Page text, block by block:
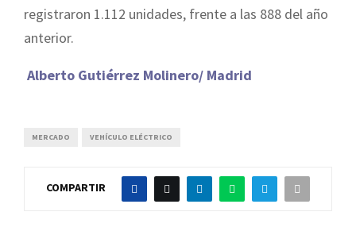
registraron 1.112 unidades, frente a las 888 del año
anterior.
Alberto Gutiérrez Molinero/ Madrid
MERCADO VEHÍCULO ELÉCTRICO
COMPARTIR